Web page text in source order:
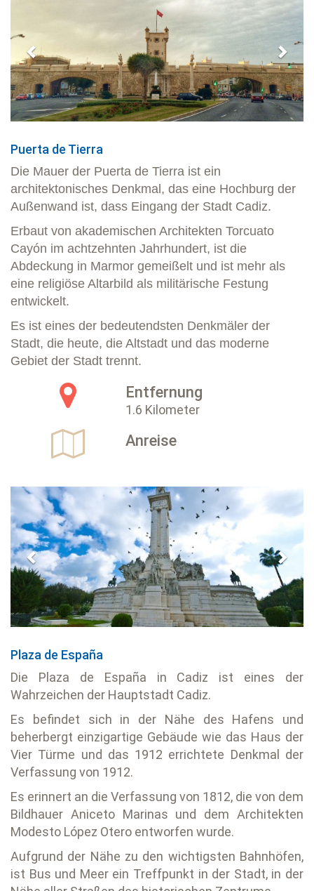
Puerta de Tierra
Die Mauer der Puerta de Tierra ist ein
architektonisches Denkmal, das eine Hochburg der
Außenwand ist, dass Eingang der Stadt Cadiz.
Erbaut von akademischen Architekten Torcuato
Cayón im achtzehnten Jahrhundert, ist die
Abdeckung in Marmor gemeißelt und ist mehr als
eine religiöse Altarbild als militärische Festung
entwickelt.
Es ist eines der bedeutendsten Denkmäler der
Stadt, die heute, die Altstadt und das moderne
Gebiet der Stadt trennt.
Entfernung
1.6 Kilometer
Anreise
Previous Next
Plaza de España
Die Plaza de España in Cadiz ist eines der
Wahrzeichen der Hauptstadt Cadiz.
Es befindet sich in der Nähe des Hafens und
beherbergt einzigartige Gebäude wie das Haus der
Vier Türme und das 1912 errichtete Denkmal der
Verfassung von 1912.
Es erinnert an die Verfassung von 1812, die von dem
Bildhauer Aniceto Marinas und dem Architekten
Modesto López Otero entworfen wurde.
Aufgrund der Nähe zu den wichtigsten Bahnhöfen,
ist Bus und Meer ein Treffpunkt in der Stadt, in der